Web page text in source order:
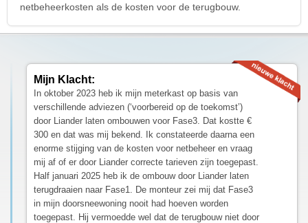
netbeheerkosten als de kosten voor de terugbouw.
Mijn Klacht:
In oktober 2023 heb ik mijn meterkast op basis van
verschillende adviezen (‘voorbereid op de toekomst’)
door Liander laten ombouwen voor Fase3. Dat kostte €
300 en dat was mij bekend. Ik constateerde daarna een
enorme stijging van de kosten voor netbeheer en vraag
mij af of er door Liander correcte tarieven zijn toegepast.
Half januari 2025 heb ik de ombouw door Liander laten
terugdraaien naar Fase1. De monteur zei mij dat Fase3
in mijn doorsneewoning nooit had hoeven worden
toegepast. Hij vermoedde wel dat de terugbouw niet door